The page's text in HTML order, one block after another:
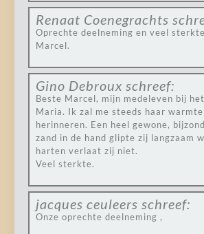
Renaat Coenegrachts
Oprechte deelneming en veel
Marcel.
Gino Debroux schreef:
Beste Marcel, mijn medeleven bij
Maria. Ik zal me steeds haar
herinneren. Een heel gewone,
zand in de hand glipte zij langzaam
harten verlaat zij niet.
Veel sterkte.
jacques ceuleers schreef:
Onze oprechte deelneming ,